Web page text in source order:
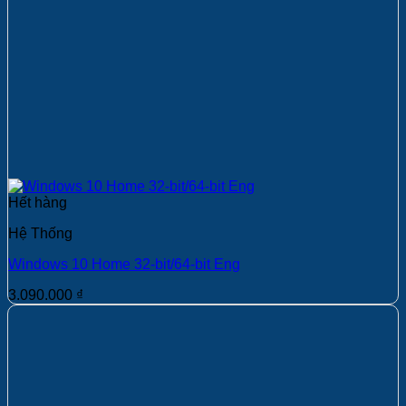
Hết hàng
Hệ Thống
Windows 10 Home 32-bit/64-bit Eng
3.090.000 ₫